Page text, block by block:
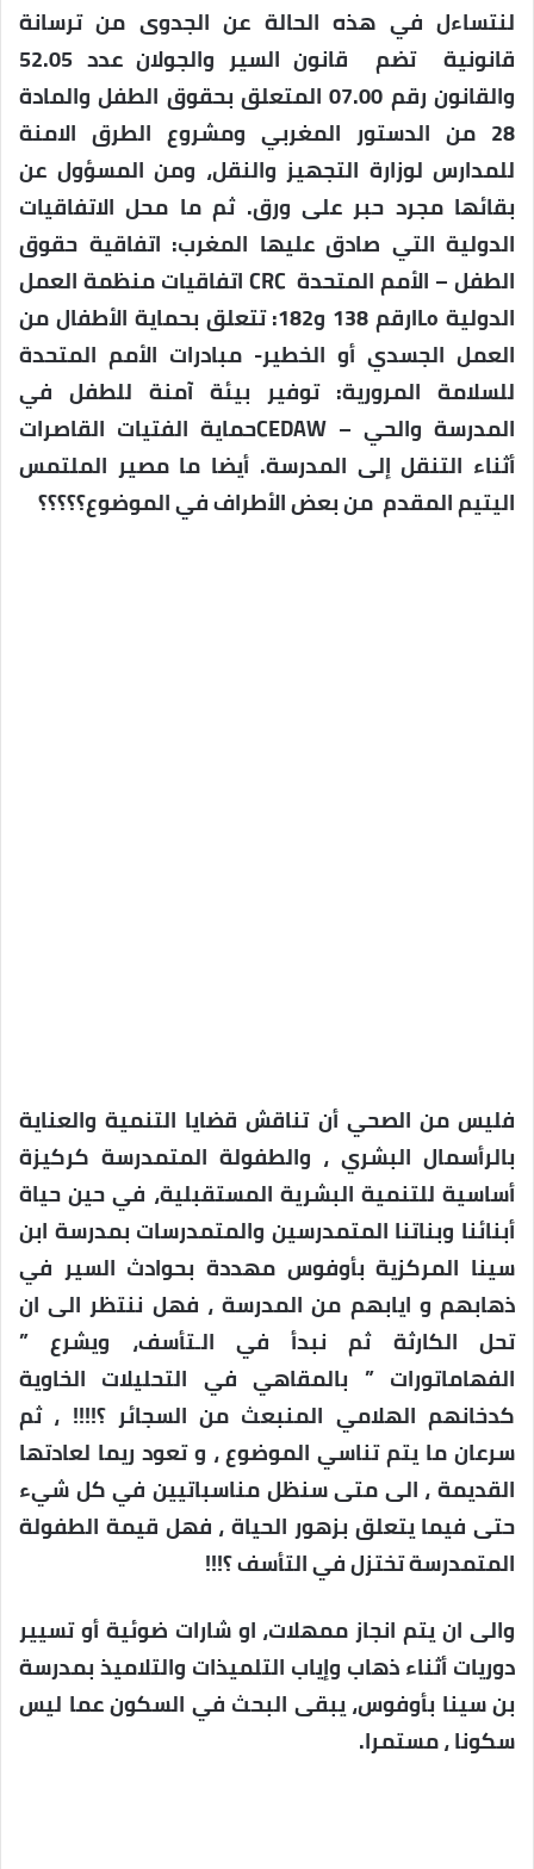
لنتساءل في هذه الحالة عن الجدوى من ترسانة
قانونية تضم قانون السير والجولان عدد 52.05
والقانون رقم 07.00 المتعلق بحقوق الطفل والمادة
28 من الدستور المغربي ومشروع الطرق الامنة
للمدارس لوزارة التجهيز والنقل، ومن المسؤول عن
بقائها مجرد حبر على ورق. ثم ما محل الاتفاقيات
الدولية التي صادق عليها المغرب: اتفاقية حقوق
الطفل – الأمم المتحدة CRC اتفاقيات منظمة العمل
الدولية ILoرقم 138 و182: تتعلق بحماية الأطفال من
العمل الجسدي أو الخطير- مبادرات الأمم المتحدة
للسلامة المرورية: توفير بيئة آمنة للطفل في
المدرسة والحي – CEDAWحماية الفتيات القاصرات
أثناء التنقل إلى المدرسة. أيضا ما مصير الملتمس
اليتيم المقدم من بعض الأطراف في الموضوع؟؟؟؟؟
فليس من الصحي أن تناقش قضايا التنمية والعناية
بالرأسمال البشري ، والطفولة المتمدرسة كركيزة
أساسية للتنمية البشرية المستقبلية، في حين حياة
أبنائنا وبناتنا المتمدرسين والمتمدرسات بمدرسة ابن
سينا المركزية بأوفوس مهددة بحوادث السير في
ذهابهم و ايابهم من المدرسة ، فهل ننتظر الى ان
تحل الكارثة ثم نبدأ في الـتأسف، ويشرع ”
الفهاماتورات ” بالمقاهي في التحليلات الخاوية
كدخانهم الهلامي المنبعث من السجائر ؟!!!! ، ثم
سرعان ما يتم تناسي الموضوع ، و تعود ريما لعادتها
القديمة ، الى متى سنظل مناسباتيين في كل شيء
حتى فيما يتعلق بزهور الحياة ، فهل قيمة الطفولة
المتمدرسة تختزل في التأسف ؟!!!
والى ان يتم انجاز ممهلات، او شارات ضوئية أو تسيير
دوريات أثناء ذهاب وإياب التلميذات والتلاميذ بمدرسة
بن سينا بأوفوس، يبقى البحث في السكون عما ليس
سكونا ، مستمرا.